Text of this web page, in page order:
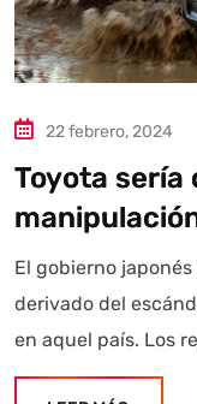
22 febrero, 2024
Toyota sería
El gobierno
derivado del
en aquel país. Los